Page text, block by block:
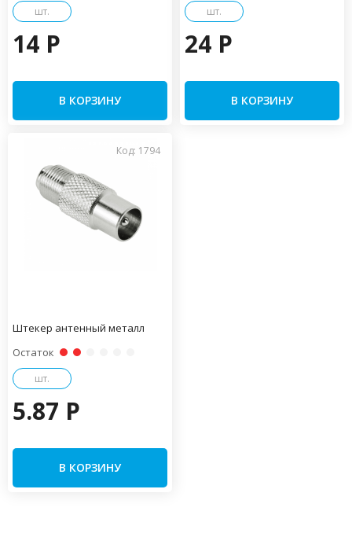
шт.
14 P
В КОРЗИНУ
шт.
24 P
В КОРЗИНУ
Код: 1794
Штекер антенный металл
Остаток
шт.
5.87 P
В КОРЗИНУ